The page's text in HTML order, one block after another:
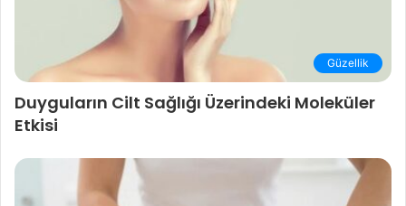
Güzellik
Duyguların Cilt Sağlığı Üzerindeki Moleküler
Etkisi